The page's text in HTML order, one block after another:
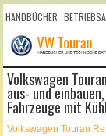
HANDBÜCHER
SUCHLAUF
Volkswagen
aus- und
Fahrzeuge mit
Volkswagen Touran